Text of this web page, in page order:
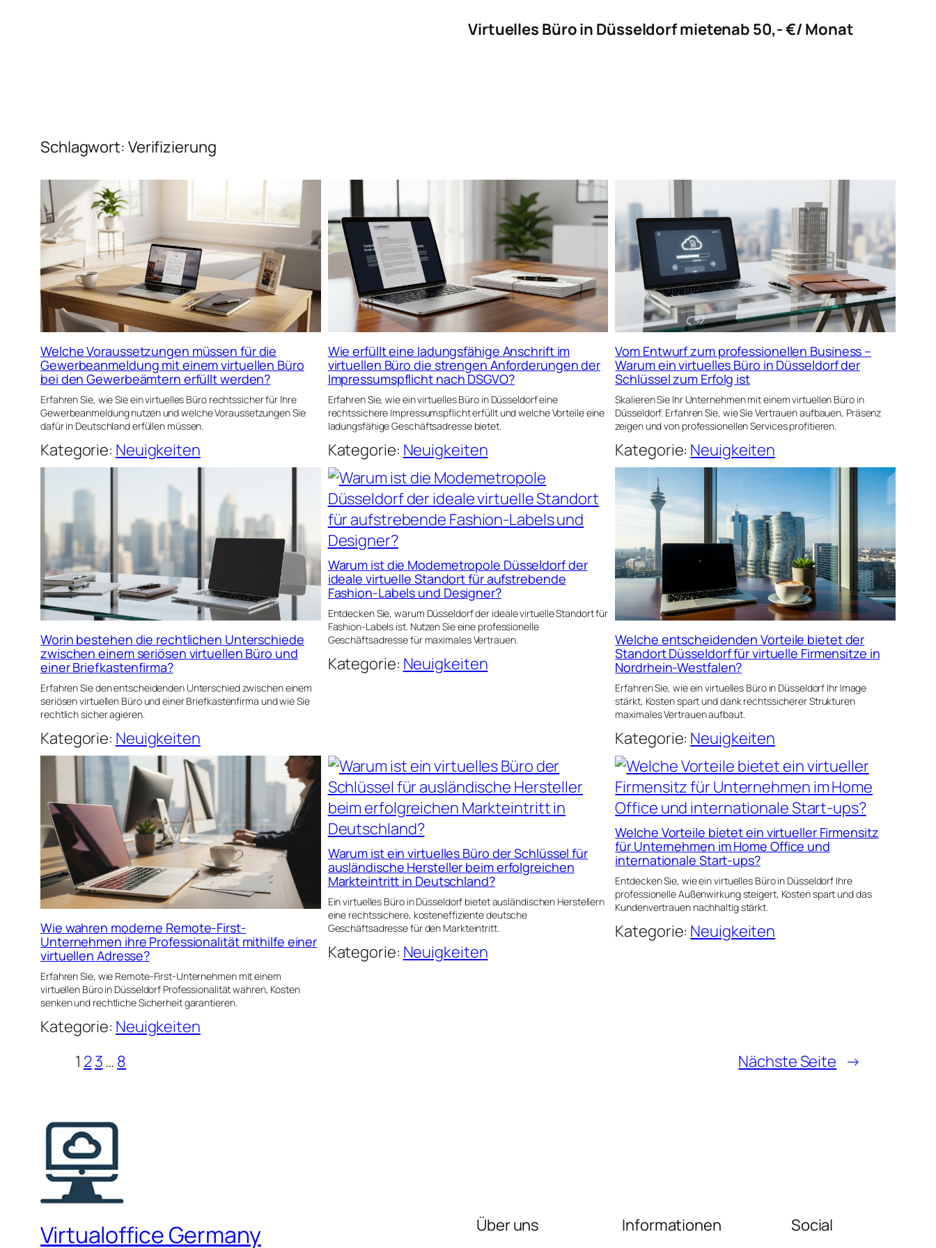
Virtuelles Büro in Düsseldorf mietenab 50,- €/ Monat
Schlagwort: Verifizierung
Welche Voraussetzungen müssen für die
Gewerbeanmeldung mit einem virtuellen Büro
bei den Gewerbeämtern erfüllt werden?
Erfahren Sie, wie Sie ein virtuelles Büro rechtssicher für Ihre
Gewerbeanmeldung nutzen und welche Voraussetzungen Sie
dafür in Deutschland erfüllen müssen.
Kategorie: Neuigkeiten
Wie erfüllt eine ladungsfähige Anschrift im
virtuellen Büro die strengen Anforderungen der
Impressumspflicht nach DSGVO?
Erfahren Sie, wie ein virtuelles Büro in Düsseldorf eine
rechtssichere Impressumspflicht erfüllt und welche Vorteile eine
ladungsfähige Geschäftsadresse bietet.
Kategorie: Neuigkeiten
Vom Entwurf zum professionellen Business –
Warum ein virtuelles Büro in Düsseldorf der
Schlüssel zum Erfolg ist
Skalieren Sie Ihr Unternehmen mit einem virtuellen Büro in
Düsseldorf. Erfahren Sie, wie Sie Vertrauen aufbauen, Präsenz
zeigen und von professionellen Services profitieren.
Kategorie: Neuigkeiten
Worin bestehen die rechtlichen Unterschiede
zwischen einem seriösen virtuellen Büro und
einer Briefkastenfirma?
Erfahren Sie den entscheidenden Unterschied zwischen einem
seriösen virtuellen Büro und einer Briefkastenfirma und wie Sie
rechtlich sicher agieren.
Kategorie: Neuigkeiten
Warum ist die Modemetropole Düsseldorf der
ideale virtuelle Standort für aufstrebende
Fashion-Labels und Designer?
Entdecken Sie, warum Düsseldorf der ideale virtuelle Standort für
Fashion-Labels ist. Nutzen Sie eine professionelle
Geschäftsadresse für maximales Vertrauen.
Kategorie: Neuigkeiten
Welche entscheidenden Vorteile bietet der
Standort Düsseldorf für virtuelle Firmensitze in
Nordrhein-Westfalen?
Erfahren Sie, wie ein virtuelles Büro in Düsseldorf Ihr Image
stärkt, Kosten spart und dank rechtssicherer Strukturen
maximales Vertrauen aufbaut.
Kategorie: Neuigkeiten
Wie wahren moderne Remote-First-
Unternehmen ihre Professionalität mithilfe einer
virtuellen Adresse?
Erfahren Sie, wie Remote-First-Unternehmen mit einem
virtuellen Büro in Düsseldorf Professionalität wahren, Kosten
senken und rechtliche Sicherheit garantieren.
Kategorie: Neuigkeiten
Warum ist ein virtuelles Büro der Schlüssel für
ausländische Hersteller beim erfolgreichen
Markteintritt in Deutschland?
Ein virtuelles Büro in Düsseldorf bietet ausländischen Herstellern
eine rechtssichere, kosteneffiziente deutsche
Geschäftsadresse für den Markteintritt.
Kategorie: Neuigkeiten
Welche Vorteile bietet ein virtueller Firmensitz
für Unternehmen im Home Office und
internationale Start-ups?
Entdecken Sie, wie ein virtuelles Büro in Düsseldorf Ihre
professionelle Außenwirkung steigert, Kosten spart und das
Kundenvertrauen nachhaltig stärkt.
Kategorie: Neuigkeiten
1 23… 8 Nächste Seite →
Virtualoffice Germany
Über uns
Informationen
Social